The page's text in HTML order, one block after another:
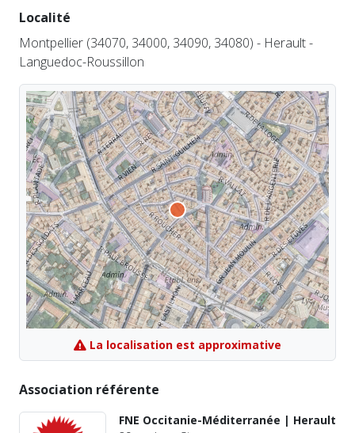
Localité
Montpellier (34070, 34000, 34090, 34080) - Herault -
Languedoc-Roussillon
La localisation est approximative
Association référente
FNE Occitanie-Méditerranée | Herault